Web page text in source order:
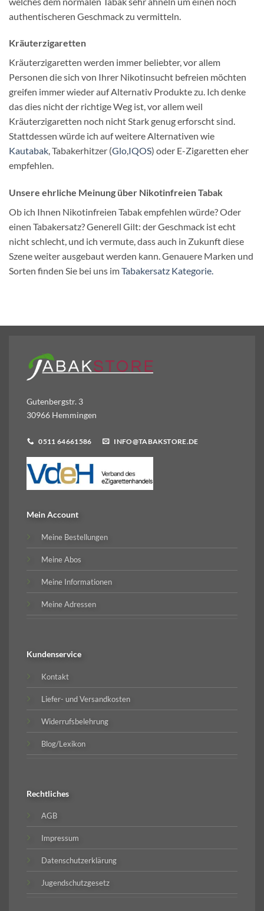
authentischeren Geschmack zu vermitteln.
Kräuterzigaretten
Kräuterzigaretten werden immer beliebter, vor allem
Personen die sich von Ihrer Nikotinsucht befreien möchten
greifen immer wieder auf Alternativ Produkte zu. Ich denke
das dies nicht der richtige Weg ist, vor allem weil
Kräuterzigaretten noch nicht Stark genug erforscht sind.
Stattdessen würde ich auf weitere Alternativen wie
Kautabak, Tabakerhitzer (Glo,IQOS) oder E-Zigaretten eher
empfehlen.
Unsere ehrliche Meinung über Nikotinfreien Tabak
Ob ich Ihnen Nikotinfreien Tabak empfehlen würde? Oder
einen Tabakersatz? Generell Gilt: der Geschmack ist echt
nicht schlecht, und ich vermute, dass auch in Zukunft diese
Szene weiter ausgebaut werden kann. Genauere Marken und
Sorten finden Sie bei uns imTabakersatz Kategorie.
Gutenbergstr. 3
30966 Hemmingen
0511 64661586 INFO@TABAKSTORE.DE
Mein Account
Meine Bestellungen
Meine Abos
Meine Informationen
Meine Adressen
Kundenservice
Kontakt
Liefer- und Versandkosten
Widerrufsbelehrung
Blog/Lexikon
Rechtliches
AGB
Impressum
Datenschutzerklärung
Jugendschutzgesetz